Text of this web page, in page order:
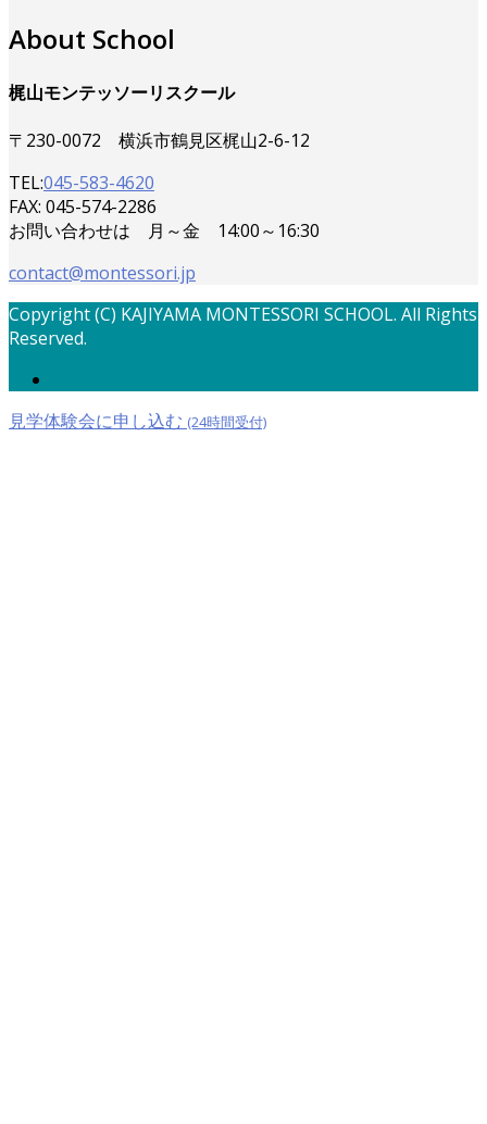
About School
梶山モンテッソーリスクール
〒230-0072 横浜市鶴見区梶山2-6-12
TEL:045-583-4620
FAX: 045-574-2286
お問い合わせは 月～金 14:00～16:30
contact@montessori.jp
Copyright (C) KAJIYAMA MONTESSORI SCHOOL. All Rights
Reserved.
見学体験会に申し込む (24時間受付)